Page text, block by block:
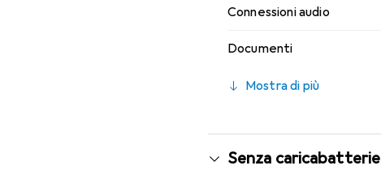
Connessioni audio
Documenti
Mostra di più
Senza caricabatterie